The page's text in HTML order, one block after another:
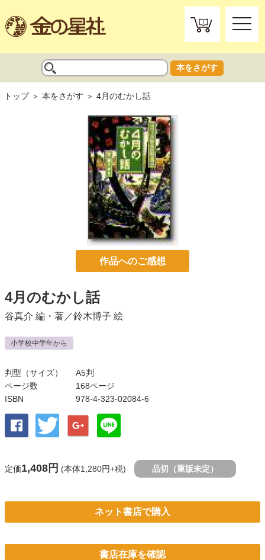
toggle
本をさがす
トップ 本をさがす 4月のむかし話
作品へのご感想
4月のむかし話
谷真介 編・著／鈴木博子 絵
小学校中学年から
判型（サイズ）
A5判
ページ数
168ページ
ISBN
978-4-323-02084-6
定価1,408円 (本体1,280円+税) 品切（重版未定）
ネット書店で購入
書店在庫を確認